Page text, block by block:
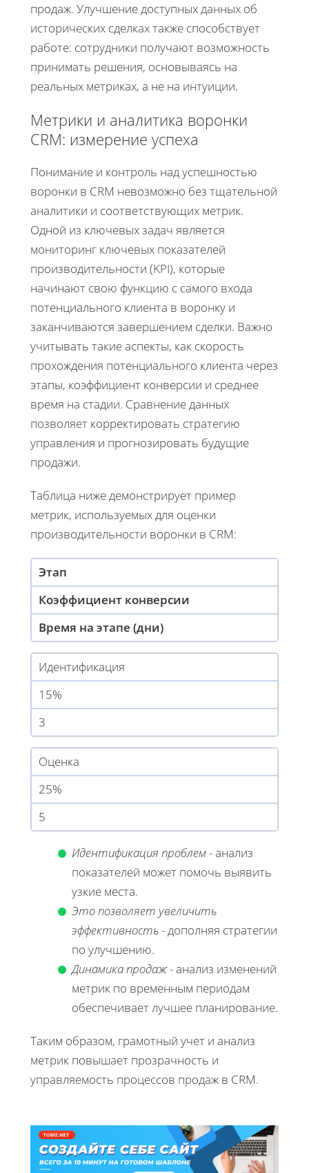
продаж. Улучшение доступных данных об
исторических сделках также способствует
работе: сотрудники получают возможность
принимать решения, основываясь на
реальных метриках, а не на интуиции.
Метрики и аналитика воронки
CRM: измерение успеха
Понимание и контроль над успешностью
воронки в CRM невозможно без тщательной
аналитики и соответствующих метрик.
Одной из ключевых задач является
мониторинг ключевых показателей
производительности (KPI), которые
начинают свою функцию с самого входа
потенциального клиента в воронку и
заканчиваются завершением сделки. Важно
учитывать такие аспекты, как скорость
прохождения потенциального клиента через
этапы, коэффициент конверсии и среднее
время на стадии. Сравнение данных
позволяет корректировать стратегию
управления и прогнозировать будущие
продажи.
Таблица ниже демонстрирует пример
метрик, используемых для оценки
производительности воронки в CRM:
Этап
Коэффициент конверсии
Время на этапе (дни)
Идентификация
15%
3
Оценка
25%
5
Идентификация проблем- анализ
показателей может помочь выявить
узкие места.
Это позволяет увеличить
эффективность- дополняя стратегии
по улучшению.
Динамика продаж- анализ изменений
метрик по временным периодам
обеспечивает лучшее планирование.
Таким образом, грамотный учет и анализ
метрик повышает прозрачность и
управляемость процессов продаж в CRM.